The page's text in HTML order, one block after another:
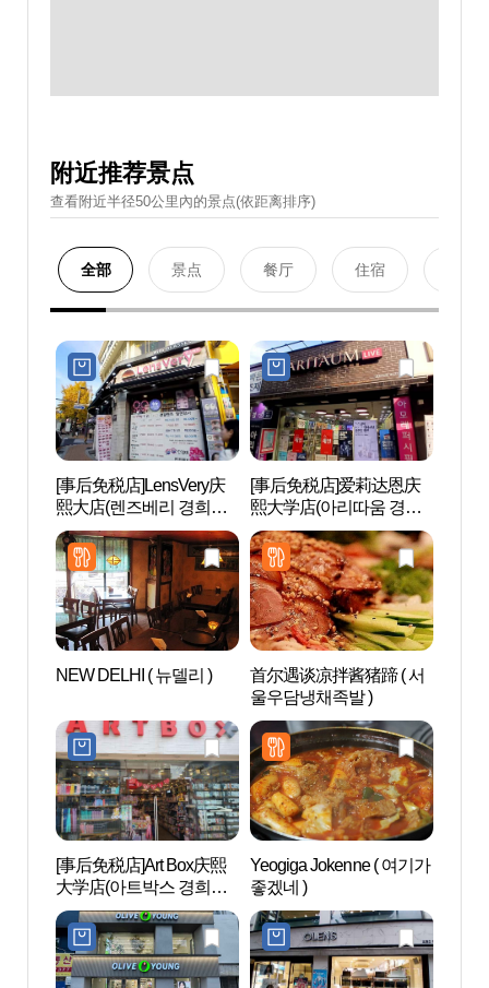
附近推荐景点
查看附近半径50公里內的景点(依距离排序)
全部 景点 餐厅 住宿
[事后免税店]LensVery庆
熙大店(렌즈베리 경희대
점)
[事后免税店]爱莉达恩庆
熙大学店(아리따움 경희
대점)
NEW DELHI ( 뉴델리 )
首尔遇谈凉拌酱猪蹄 ( 서
울우담냉채족발 )
[事后免税店]Art Box庆熙
大学店(아트박스 경희대
점)
Yeogiga Jokenne ( 여기가
좋겠네 )